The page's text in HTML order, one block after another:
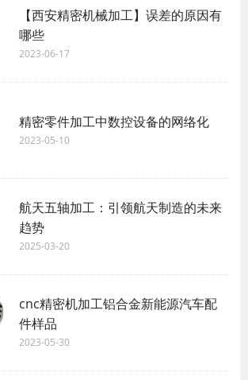
【西安精密机械加工】误差的原因有
哪些
2023-06-17
精密零件加工中数控设备的网络化
2023-05-10
航天五轴加工：引领航天制造的未来
趋势
2025-03-20
cnc精密机加工铝合金新能源汽车配
件样品
2023-05-30